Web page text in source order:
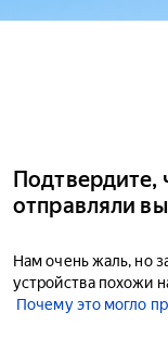
Подтвердите,
отправляли
Нам очень жаль, но
устройства похожи
Почему это могло